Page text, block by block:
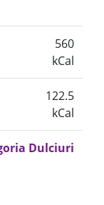
560
kCal
122.5
kCal
Dulciuri